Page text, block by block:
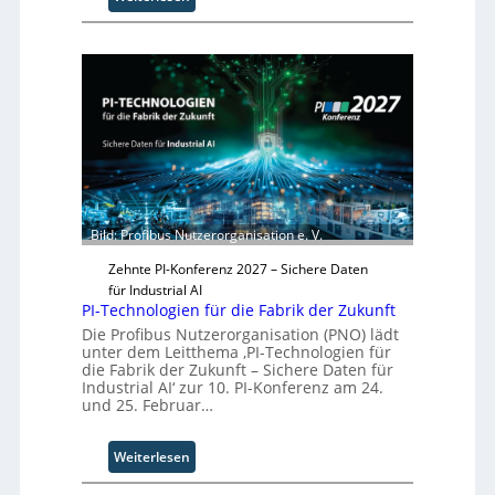
r
g
h
t
w
e
i
t
r
S
l
i
d
S
y
s
t
e
m
T
e
a
m
t
r
i
t
t
d
Bild: Profibus Nutzerorganisation e. V.
Zehnte PI-Konferenz 2027 – Sichere Daten
für Industrial AI
PI-Technologien für die Fabrik der Zukunft
Die Profibus Nutzerorganisation (PNO) lädt
unter dem Leitthema ‚PI-Technologien für
die Fabrik der Zukunft – Sichere Daten für
Industrial AI‘ zur 10. PI-Konferenz am 24.
und 25. Februar…
Weiterlesen
P